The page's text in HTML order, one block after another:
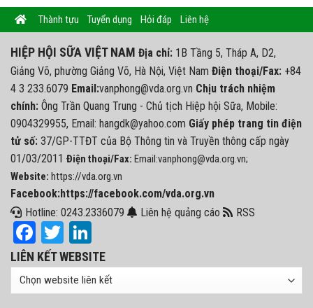
Thành tựu Tuyển dụng Hỏi đáp Liên hệ
HIỆP HỘI SỮA VIỆT NAM Địa chỉ: 1B Tầng 5, Tháp A, D2,
Giảng Võ, phường Giảng Võ, Hà Nội, Việt Nam Điện thoại/Fax: +84
4 3 233.6079 Email:vanphong@vda.org.vn Chịu trách nhiệm
chính: Ông Trần Quang Trung - Chủ tịch Hiệp hội Sữa, Mobile:
0904329955, Email: hangdk@yahoo.com Giấy phép trang tin điện
tử số: 37/GP-TTĐT của Bộ Thông tin và Truyền thông cấp ngày
01/03/2011 Điện thoại/Fax: Email:vanphong@vda.org.vn;
Website: https://vda.org.vn
Facebook:https://facebook.com/vda.org.vn
Hotline: 0243.2336079
Liên hệ quảng cáo RSS
Facebook
Twitter
LIÊN KẾT WEBSITE